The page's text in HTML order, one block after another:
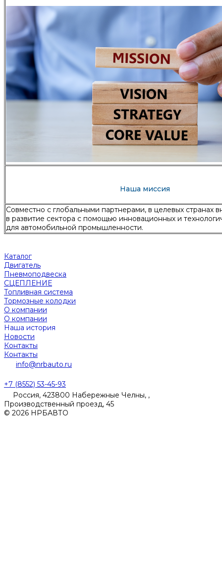
Наша миссия
Совместно с глобальными партнерами, в целевых странах
в развитие сектора с помощью инновационных и
для автомобильной промышленности.
Каталог
Двигатель
Пневмоподвеска
СЦЕПЛЕНИЕ
Топливная система
Тормозные колодки
О компании
О компании
Наша история
Новости
Контакты
Контакты
info@nrbauto.ru
+7 (8552) 53-45-93
Россия, 423800 Набережные Челны, ,
Производственный проезд, 45
© 2026 НРБАВТО